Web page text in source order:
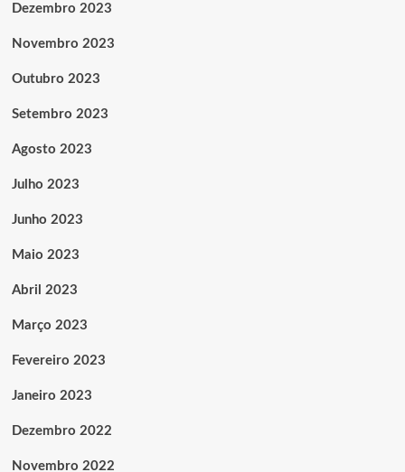
Dezembro 2023
Novembro 2023
Outubro 2023
Setembro 2023
Agosto 2023
Julho 2023
Junho 2023
Maio 2023
Abril 2023
Março 2023
Fevereiro 2023
Janeiro 2023
Dezembro 2022
Novembro 2022